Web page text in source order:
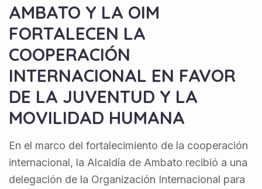
AMBATO Y LA OIM
FORTALECEN LA
COOPERACIÓN
INTERNACIONAL EN FAVOR
DE LA JUVENTUD Y LA
MOVILIDAD HUMANA
En el marco del fortalecimiento de la cooperación
internacional, la Alcaldía de Ambato recibió a una
delegación de la Organización Internacional para